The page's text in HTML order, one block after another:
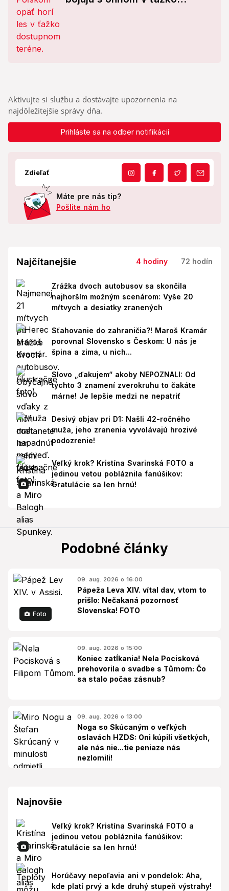
Aktivujte si službu a dostávajte upozornenia na
najdôležitejšie správy dňa.
Prihláste sa na odber notifikácií
Zdieľať
Máte pre nás tip?
Pošlite nám ho
Najčítanejšie 4 hodiny 72 hodín
Zrážka dvoch autobusov sa skončila
najhorším možným scenárom: Vyše 20
mŕtvych a desiatky zranených
Sťahovanie do zahraničia?! Maroš Kramár
porovnal Slovensko s Českom: U nás je
špina a zima, u nich...
Slovo „ďakujem“ akoby NEPOZNALI: Od
týchto 3 znamení zverokruhu to čakáte
márne! Je lepšie medzi ne nepatriť
Desivý objav pri D1: Našli 42-ročného
muža, jeho zranenia vyvolávajú hrozivé
podozrenie!
Veľký krok? Kristína Svarinská FOTO a
jedinou vetou pobláznila fanúšikov:
Gratulácie sa len hrnú!
Podobné články
Foto
09. aug. 2026 o 16:00
Pápeža Leva XIV. vítal dav, vtom to
prišlo: Nečakaná pozornosť
Slovenska! FOTO
09. aug. 2026 o 15:00
Koniec zatĺkania! Nela Pocisková
prehovorila o svadbe s Tůmom: Čo
sa stalo počas zásnub?
09. aug. 2026 o 13:00
Noga so Skúcaným o veľkých
oslavách HZDS: Oni kúpili všetkých,
ale nás nie...tie peniaze nás
nezlomili!
Najnovšie
Veľký krok? Kristína Svarinská FOTO a
jedinou vetou pobláznila fanúšikov:
Gratulácie sa len hrnú!
Horúčavy nepoľavia ani v pondelok: Aha,
kde platí prvý a kde druhý stupeň výstrahy!